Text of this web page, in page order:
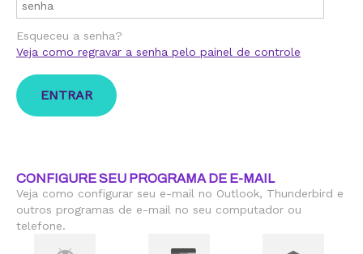
Esqueceu a senha?
Veja como regravar a senha pelo painel de controle
CONFIGURE SEU PROGRAMA DE E-MAIL
Veja como configurar seu e-mail no Outlook, Thunderbird e
outros programas de e-mail no seu computador ou
telefone.